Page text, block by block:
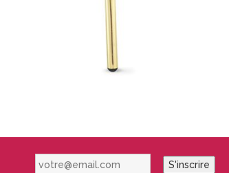
votre@email.com S'inscrire